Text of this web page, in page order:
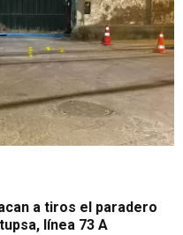
a tiros el paradero
línea 73 A